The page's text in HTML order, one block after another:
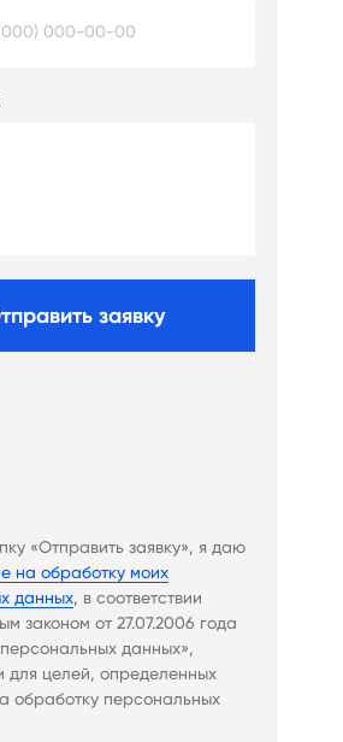
заявку
«Отправить заявку», я даю
на обработку моих
данных, в соответствии
законом от 27.07.2006 года
данных»,
для целей, определенных
обработку персональных